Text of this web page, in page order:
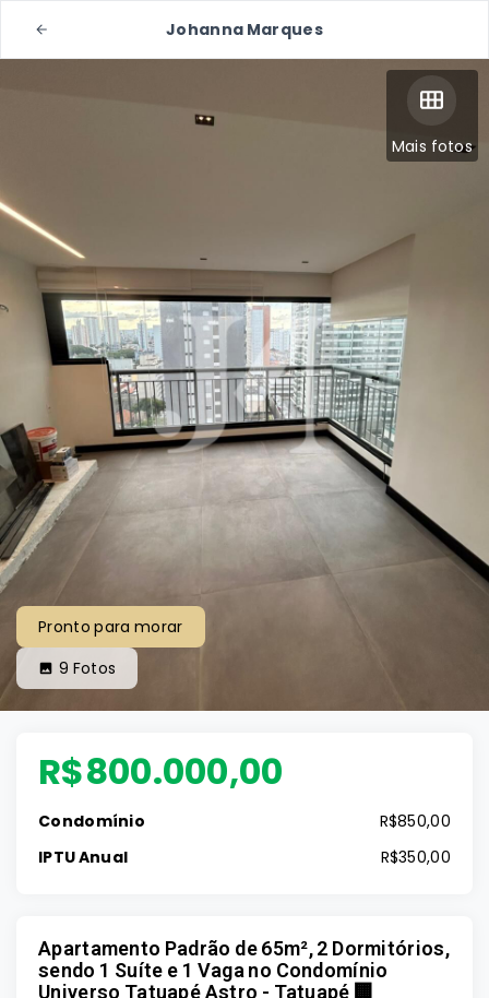
Johanna Marques
Mais fotos
Pronto para morar
9 Fotos
R$800.000,00
Condomínio
R$850,00
IPTU Anual
R$350,00
Apartamento Padrão de 65m², 2 Dormitórios,
sendo 1 Suíte e 1 Vaga no Condomínio
Universo Tatuapé Astro - Tatuapé 🏢